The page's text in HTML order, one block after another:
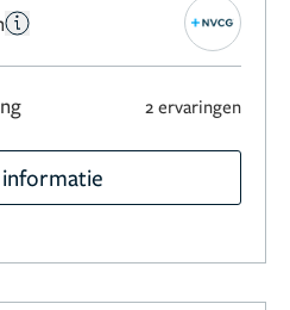
2 ervaringen